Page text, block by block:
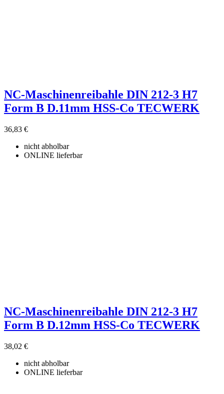
NC-Maschinenreibahle DIN 212-3 H7
Form B D.11mm HSS-Co TECWERK
36,83 €
nicht abholbar
ONLINE lieferbar
NC-Maschinenreibahle DIN 212-3 H7
Form B D.12mm HSS-Co TECWERK
38,02 €
nicht abholbar
ONLINE lieferbar